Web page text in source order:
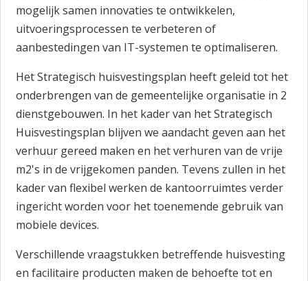
mogelijk samen innovaties te ontwikkelen,
uitvoeringsprocessen te verbeteren of
aanbestedingen van IT-systemen te optimaliseren.
Het Strategisch huisvestingsplan heeft geleid tot het
onderbrengen van de gemeentelijke organisatie in 2
dienstgebouwen. In het kader van het Strategisch
Huisvestingsplan blijven we aandacht geven aan het
verhuur gereed maken en het verhuren van de vrije
m2's in de vrijgekomen panden. Tevens zullen in het
kader van flexibel werken de kantoorruimtes verder
ingericht worden voor het toenemende gebruik van
mobiele devices.
Verschillende vraagstukken betreffende huisvesting
en facilitaire producten maken de behoefte tot en